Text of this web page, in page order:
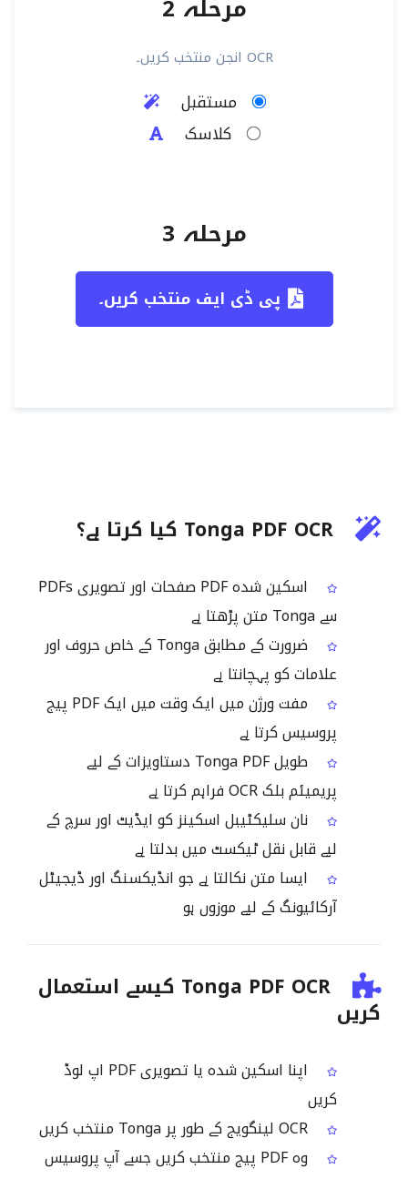
مرحلہ 2
OCR انجن منتخب کریں۔
مستقبل
کلاسک
مرحلہ 3
پی ڈی ایف منتخب کریں۔
Tonga PDF OCR کیا کرتا ہے؟
اسکین شدہ PDF صفحات اور تصویری PDFs
سے Tonga متن پڑھتا ہے
ضرورت کے مطابق Tonga کے خاص حروف اور
علامات کو پہچانتا ہے
مفت ورژن میں ایک وقت میں ایک PDF پیج
پروسیس کرتا ہے
طویل Tonga PDF دستاویزات کے لیے
پریمیئم بلک OCR فراہم کرتا ہے
نان سلیکٹیبل اسکینز کو ایڈیٹ اور سرچ کے
لیے قابل نقل ٹیکسٹ میں بدلتا ہے
ایسا متن نکالتا ہے جو انڈیکسنگ اور ڈیجیٹل
آرکائیونگ کے لیے موزوں ہو
Tonga PDF OCR کیسے استعمال
کریں
اپنا اسکین شدہ یا تصویری PDF اپ لوڈ
کریں
وہ PDF پیج منتخب کریں جسے آپ پروسیس